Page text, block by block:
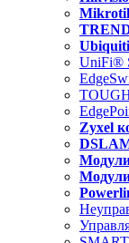
UniFi®
Zyxel